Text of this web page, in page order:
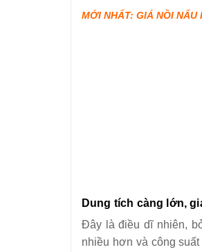
MỚI NHẤT: GIÁ NỒI
Dung tích càng lớn,
Đây là điều dĩ nhiên,
nhiều hơn và công